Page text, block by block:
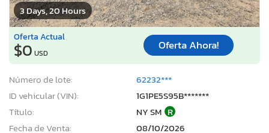
3 Days, 20 Hours
Oferta Actual
$0 USD
Oferta Ahora!
Número de lote:
62232***
ID vehicular (VIN):
1G1PE5S95B*******
Título:
NY SM R
Fecha de Venta:
08/10/2026